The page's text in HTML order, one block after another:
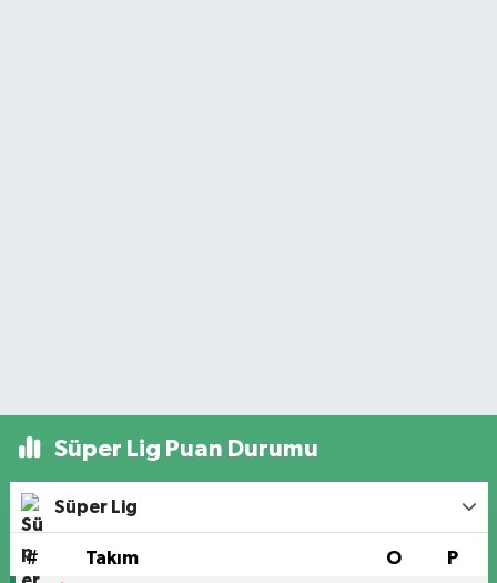
Süper Lig Puan Durumu
Süper Lig
# Takım O P